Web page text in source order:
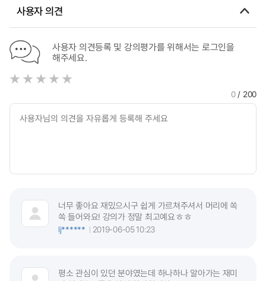
사용자 의견
사용자 의견등록 및 강의평가를 위해서는 로그인을
해주세요.
0/ 200
너무 좋아요 재밌으시구 쉽게 가르쳐주셔서 머리에 쏙
쏙 들어와요! 강의가 정말 최고예요ㅎㅎ
lj******
2019-06-05 10:23
평소 관심이 있던 분야였는데 하나하나 알아가는 재미